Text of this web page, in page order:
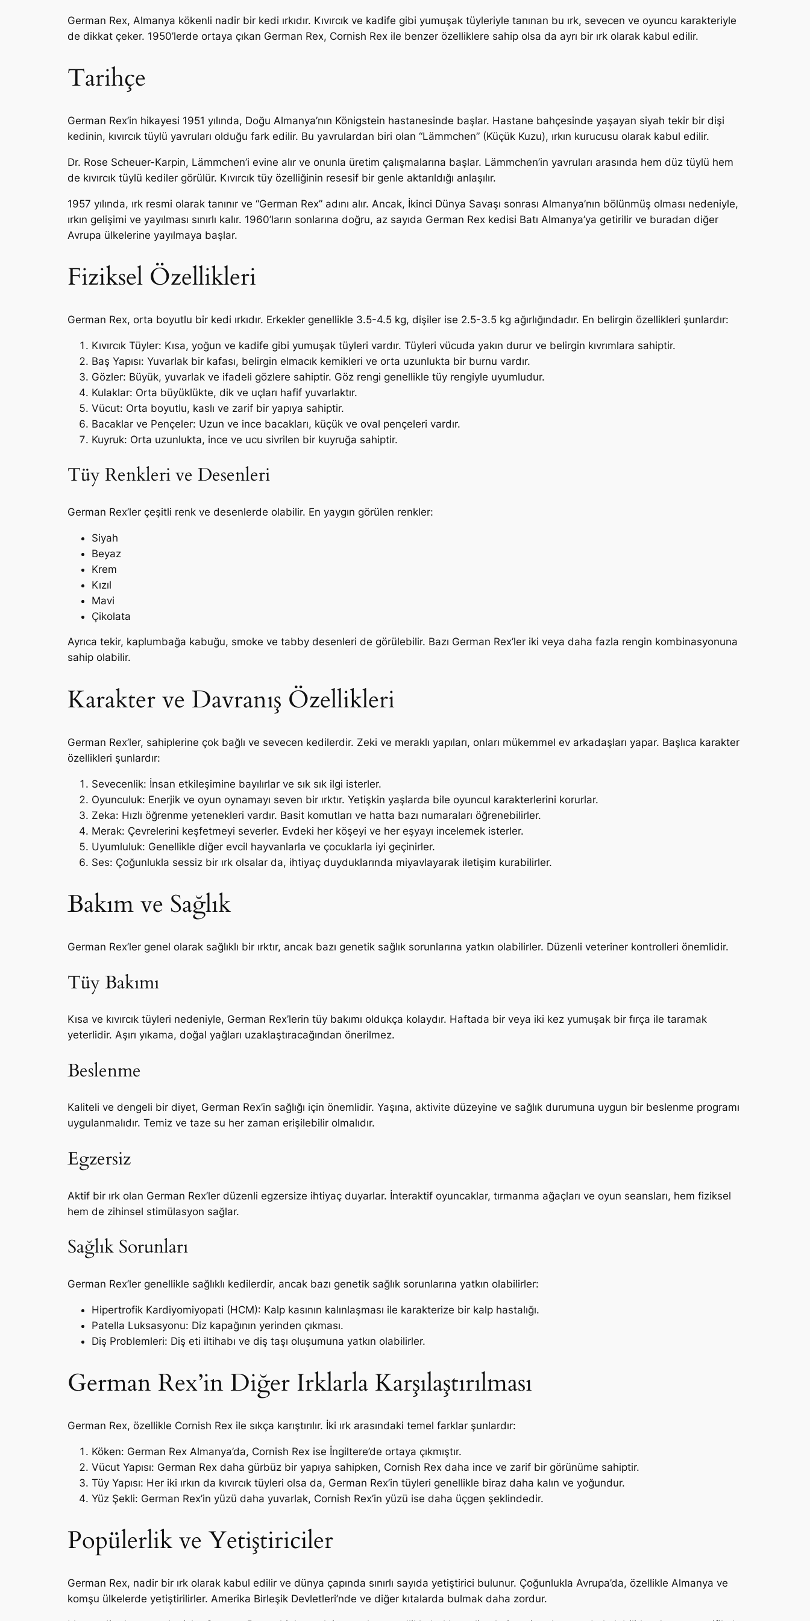
German Rex, Almanya kökenli nadir bir kedi ırkıdır. Kıvırcık ve kadife gibi yumuşak tüyleriyle tanınan bu ırk, sevecen ve oyuncu karakteriyle
de dikkat çeker. 1950’lerde ortaya çıkan German Rex, Cornish Rex ile benzer özelliklere sahip olsa da ayrı bir ırk olarak kabul edilir.
Tarihçe
German Rex’in hikayesi 1951 yılında, Doğu Almanya’nın Königstein hastanesinde başlar. Hastane bahçesinde yaşayan siyah tekir bir dişi
kedinin, kıvırcık tüylü yavruları olduğu fark edilir. Bu yavrulardan biri olan “Lämmchen” (Küçük Kuzu), ırkın kurucusu olarak kabul edilir.
Dr. Rose Scheuer-Karpin, Lämmchen’i evine alır ve onunla üretim çalışmalarına başlar. Lämmchen’in yavruları arasında hem düz tüylü hem
de kıvırcık tüylü kediler görülür. Kıvırcık tüy özelliğinin resesif bir genle aktarıldığı anlaşılır.
1957 yılında, ırk resmi olarak tanınır ve “German Rex” adını alır. Ancak, İkinci Dünya Savaşı sonrası Almanya’nın bölünmüş olması nedeniyle,
ırkın gelişimi ve yayılması sınırlı kalır. 1960’ların sonlarına doğru, az sayıda German Rex kedisi Batı Almanya’ya getirilir ve buradan diğer
Avrupa ülkelerine yayılmaya başlar.
Fiziksel Özellikleri
German Rex, orta boyutlu bir kedi ırkıdır. Erkekler genellikle 3.5-4.5 kg, dişiler ise 2.5-3.5 kg ağırlığındadır. En belirgin özellikleri şunlardır:
Kıvırcık Tüyler: Kısa, yoğun ve kadife gibi yumuşak tüyleri vardır. Tüyleri vücuda yakın durur ve belirgin kıvrımlara sahiptir.
Baş Yapısı: Yuvarlak bir kafası, belirgin elmacık kemikleri ve orta uzunlukta bir burnu vardır.
Gözler: Büyük, yuvarlak ve ifadeli gözlere sahiptir. Göz rengi genellikle tüy rengiyle uyumludur.
Kulaklar: Orta büyüklükte, dik ve uçları hafif yuvarlaktır.
Vücut: Orta boyutlu, kaslı ve zarif bir yapıya sahiptir.
Bacaklar ve Pençeler: Uzun ve ince bacakları, küçük ve oval pençeleri vardır.
Kuyruk: Orta uzunlukta, ince ve ucu sivrilen bir kuyruğa sahiptir.
Tüy Renkleri ve Desenleri
German Rex’ler çeşitli renk ve desenlerde olabilir. En yaygın görülen renkler:
Siyah
Beyaz
Krem
Kızıl
Mavi
Çikolata
Ayrıca tekir, kaplumbağa kabuğu, smoke ve tabby desenleri de görülebilir. Bazı German Rex’ler iki veya daha fazla rengin kombinasyonuna
sahip olabilir.
Karakter ve Davranış Özellikleri
German Rex’ler, sahiplerine çok bağlı ve sevecen kedilerdir. Zeki ve meraklı yapıları, onları mükemmel ev arkadaşları yapar. Başlıca karakter
özellikleri şunlardır:
Sevecenlik: İnsan etkileşimine bayılırlar ve sık sık ilgi isterler.
Oyunculuk: Enerjik ve oyun oynamayı seven bir ırktır. Yetişkin yaşlarda bile oyuncul karakterlerini korurlar.
Zeka: Hızlı öğrenme yetenekleri vardır. Basit komutları ve hatta bazı numaraları öğrenebilirler.
Merak: Çevrelerini keşfetmeyi severler. Evdeki her köşeyi ve her eşyayı incelemek isterler.
Uyumluluk: Genellikle diğer evcil hayvanlarla ve çocuklarla iyi geçinirler.
Ses: Çoğunlukla sessiz bir ırk olsalar da, ihtiyaç duyduklarında miyavlayarak iletişim kurabilirler.
Bakım ve Sağlık
German Rex’ler genel olarak sağlıklı bir ırktır, ancak bazı genetik sağlık sorunlarına yatkın olabilirler. Düzenli veteriner kontrolleri önemlidir.
Tüy Bakımı
Kısa ve kıvırcık tüyleri nedeniyle, German Rex’lerin tüy bakımı oldukça kolaydır. Haftada bir veya iki kez yumuşak bir fırça ile taramak
yeterlidir. Aşırı yıkama, doğal yağları uzaklaştıracağından önerilmez.
Beslenme
Kaliteli ve dengeli bir diyet, German Rex’in sağlığı için önemlidir. Yaşına, aktivite düzeyine ve sağlık durumuna uygun bir beslenme programı
uygulanmalıdır. Temiz ve taze su her zaman erişilebilir olmalıdır.
Egzersiz
Aktif bir ırk olan German Rex’ler düzenli egzersize ihtiyaç duyarlar. İnteraktif oyuncaklar, tırmanma ağaçları ve oyun seansları, hem fiziksel
hem de zihinsel stimülasyon sağlar.
Sağlık Sorunları
German Rex’ler genellikle sağlıklı kedilerdir, ancak bazı genetik sağlık sorunlarına yatkın olabilirler:
Hipertrofik Kardiyomiyopati (HCM): Kalp kasının kalınlaşması ile karakterize bir kalp hastalığı.
Patella Luksasyonu: Diz kapağının yerinden çıkması.
Diş Problemleri: Diş eti iltihabı ve diş taşı oluşumuna yatkın olabilirler.
German Rex’in Diğer Irklarla Karşılaştırılması
German Rex, özellikle Cornish Rex ile sıkça karıştırılır. İki ırk arasındaki temel farklar şunlardır:
Köken: German Rex Almanya’da, Cornish Rex ise İngiltere’de ortaya çıkmıştır.
Vücut Yapısı: German Rex daha gürbüz bir yapıya sahipken, Cornish Rex daha ince ve zarif bir görünüme sahiptir.
Tüy Yapısı: Her iki ırkın da kıvırcık tüyleri olsa da, German Rex’in tüyleri genellikle biraz daha kalın ve yoğundur.
Yüz Şekli: German Rex’in yüzü daha yuvarlak, Cornish Rex’in yüzü ise daha üçgen şeklindedir.
Popülerlik ve Yetiştiriciler
German Rex, nadir bir ırk olarak kabul edilir ve dünya çapında sınırlı sayıda yetiştirici bulunur. Çoğunlukla Avrupa’da, özellikle Almanya ve
komşu ülkelerde yetiştirilirler. Amerika Birleşik Devletleri’nde ve diğer kıtalarda bulmak daha zordur.